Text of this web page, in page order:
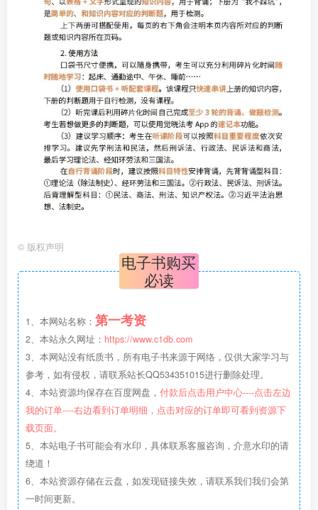
© 版权声明
电子书购买
必读
1、本网站名称： 第一考资
2、本站永久网址： https://www.c1db.com
3、本网站没有纸质书，所有电子书来源于网络，仅供大家学习与
参考，如有侵权，请联系站长QQ534351015进行删除处理。
4、本站资源均保存在百度网盘， 付款后点击用户中心----点击左边
我的订单----右边看到订单明细，点击对应的订单即可看到资源下
载页面。
5、本站电子书可能会有水印，具体联系客服咨询，介意水印的请
绕道！
6、本站资源存储在云盘，如发现链接失效，请联系我们我们会第
一时间更新。